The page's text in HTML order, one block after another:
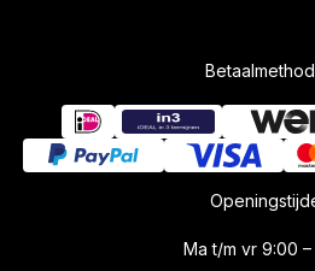
Ma t/m vr 9:00 –